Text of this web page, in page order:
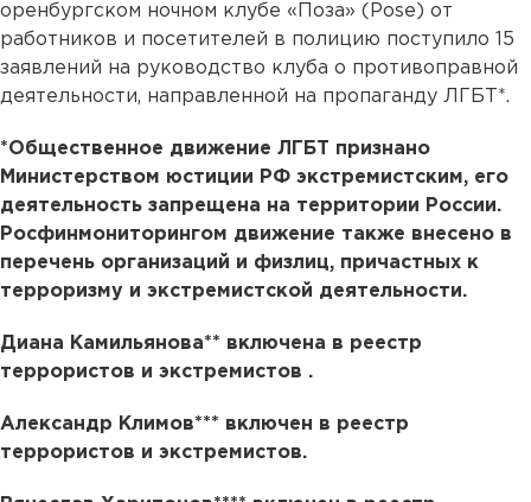
оренбургском ночном клубе «Поза» (Pose) от
работников и посетителей в полицию поступило 15
заявлений на руководство клуба о противоправной
деятельности, направленной на пропаганду ЛГБТ*.
*Общественное движение ЛГБТ признано
Министерством юстиции РФ экстремистским, его
деятельность запрещена на территории России.
Росфинмониторингом движение также внесено в
перечень организаций и физлиц, причастных к
терроризму и экстремистской деятельности.
Диана Камильянова** включена в реестр
террористов и экстремистов .
Александр Климов*** включен в реестр
террористов и экстремистов.